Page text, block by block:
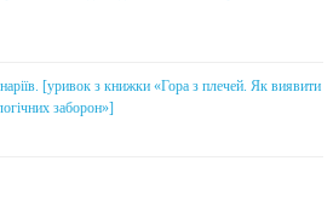
[уривок з книжки «Гора з плечей. Як виявити
заборон»]